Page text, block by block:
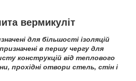
вермикуліт
для більшості ізоляцій
в першу чергу для
конструкцій від теплового
прохідні отвори стель, стін і